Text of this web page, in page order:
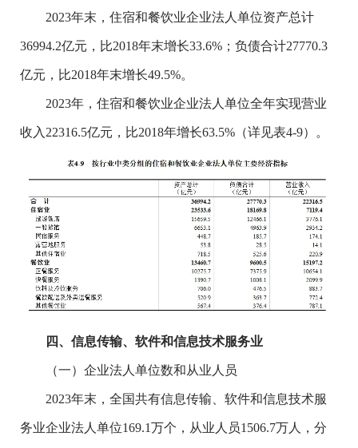
2023年末，住宿和餐饮业企业法人单位资产总计
36994.2亿元，比2018年末增长33.6%；负债合计27770.3
亿元，比2018年末增长49.5%。
2023年，住宿和餐饮业企业法人单位全年实现营业
收入22316.5亿元，比2018年增长63.5%（详见表4-9）。
四、信息传输、软件和信息技术服务业
（一）企业法人单位数和从业人员
2023年末，全国共有信息传输、软件和信息技术服
务业企业法人单位169.1万个，从业人员1506.7万人，分